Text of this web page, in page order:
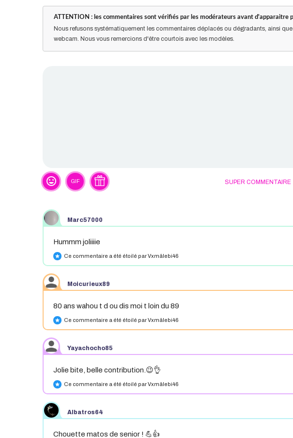
ATTENTION : les commentaires sont vérifiés par les modérateurs avant d'apparaitre
Nous refusons systématiquement les commentaires déplacés ou dégradants, ainsi
webcam. Nous vous remercions d'être courtois avec les modèles.
tag_faces GIF Super commentaire
Marc57000
Hummm joliiiie
star Ce commentaire a été étoilé par Vxmâlebi46
Moicurieux89
80 ans wahou t d ou dis moi t loin du 89
star Ce commentaire a été étoilé par Vxmâlebi46
Yayachocho85
Jolie bite, belle contribution.😉👌
star Ce commentaire a été étoilé par Vxmâlebi46
Albatros64
Chouette matos de senior ! 💪👍